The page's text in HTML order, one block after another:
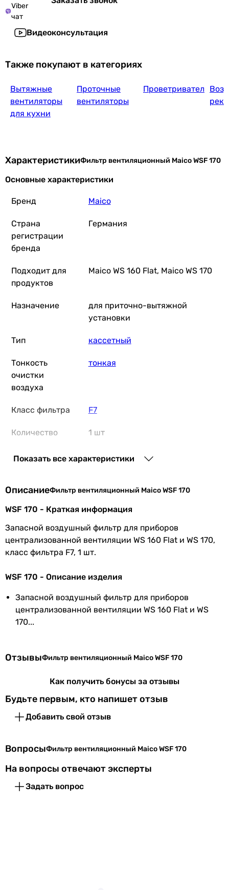
Viber
чат
Видеоконсультация
Также покупают в категориях
Вытяжные
вентиляторы
для кухни
Проточные
вентиляторы
Проветриватели
ХарактеристикиФильтр вентиляционный Maico WSF 170
Основные характеристики
Бренд Maico
Страна
регистрации
бренда
Германия
Подходит для
продуктов
Maico WS 160 Flat, Maico WS 170
Назначение
для приточно-вытяжной
установки
Тип кассетный
Тонкость
очистки
воздуха
тонкая
Класс фильтра F7
Количество
1 шт
Физические характеристики
Ширина 300 мм
Высота 173 мм
Глубина
Вес 0.24 кг
Увидели ошибку в описании или характеристиках?
Сообщите нам об этом!
Характеристики, комплектация и фотографии Maico WSF 170
носят ознакомительный характер и могут изменяться
ответственности за изменения, внесенные
производителем.
Показать все характеристики
ОписаниеФильтр вентиляционный Maico WSF 170
WSF 170 - Краткая информация
Запасной воздушный фильтр для приборов
централизованной вентиляции WS 160 Flat и WS 170,
класс фильтра F7, 1 шт.
WSF 170 - Описание изделия
Запасной воздушный фильтр для приборов
централизованной вентиляции WS 160 Flat и WS
170...
ОтзывыФильтр вентиляционный Maico WSF 170
Как получить бонусы за отзывы
Будьте первым, кто напишет отзыв
Добавить свой отзыв
ВопросыФильтр вентиляционный Maico WSF 170
На вопросы отвечают эксперты
Задать вопрос